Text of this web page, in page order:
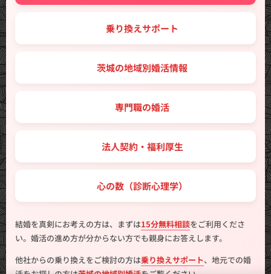
🔑 乗り換えサポート
🗾 茨城の地域別婚活情報
💼 専門職の婚活
🤝 法人契約・福利厚生
💖 心の数（診断心理学）
結婚を真剣にお考えの方は、まずは15分無料相談をご利用くださ
い。婚活の進め方が分からない方でも親身にお答えします。
他社からの乗り換えをご検討の方は乗り換えサポート、地元での婚